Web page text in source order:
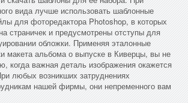
вида лучше использовать шаблонные
для фоторедактора Photoshop, в которых
страничек и предусмотрены отступы для
обложки. Применяя эталонные
макета альбома о выпуске в Киверцы, вы не
когда важная деталь изображения окажется
любых возникших затруднениях
нашей фирмы, они непременного вам